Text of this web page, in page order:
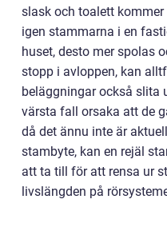
slask och toalett
igen stammarna i en
huset, desto mer spolas
stopp i avloppen, kan
beläggningar också slita
värsta fall orsaka att de
då det ännu inte är
stambyte, kan en rejäl
att ta till för att rensa ur
livslängden på